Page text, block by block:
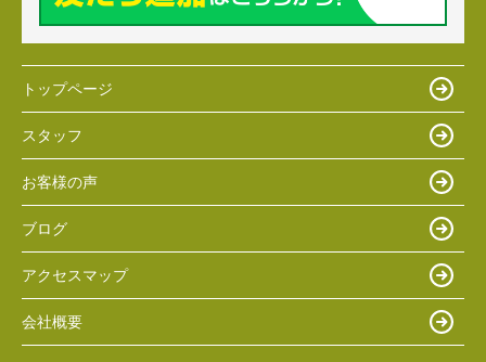
トップページ
スタッフ
お客様の声
ブログ
アクセスマップ
会社概要